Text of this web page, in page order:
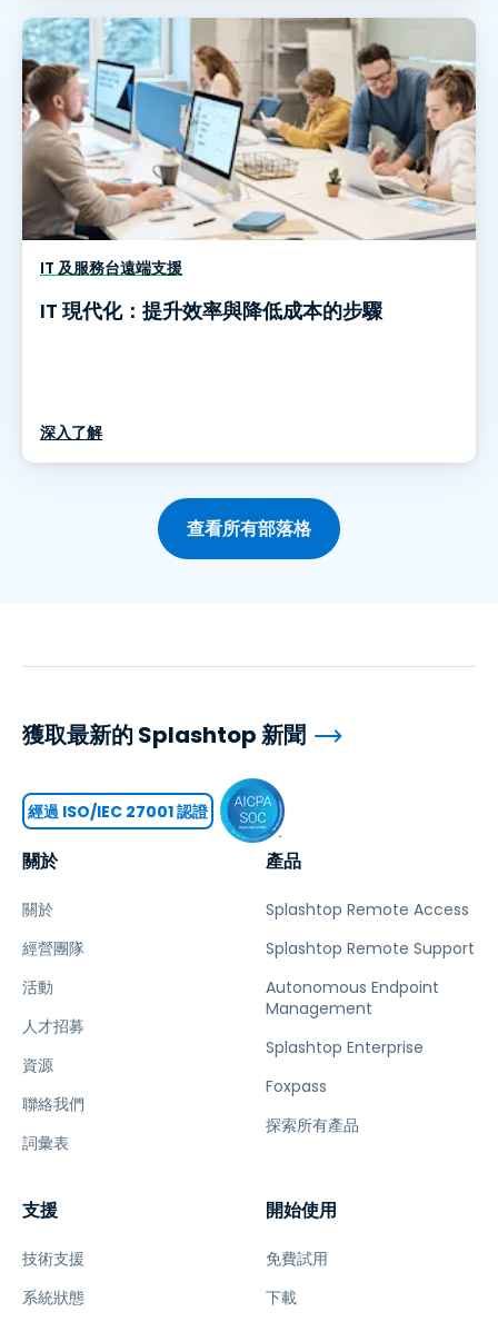
IT 及服務台遠端支援
IT 現代化：提升效率與降低成本的步驟
深入了解
查看所有部落格
關於
關於
經營團隊
活動
人才招募
資源
聯絡我們
詞彙表
產品
Splashtop Remote Access
Splashtop Remote Support
Autonomous Endpoint
Management
Splashtop Enterprise
Foxpass
探索所有產品
支援
技術支援
系統狀態
開始使用
免費試用
下載
獲取最新的 Splashtop 新聞
經過 ISO/IEC 27001 認證